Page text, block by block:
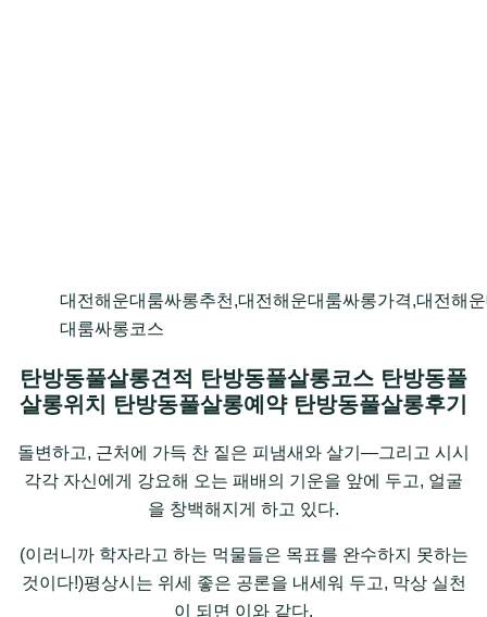
대전해운대룸싸롱추천,대전해운대룸싸롱가격,대전해
대룸싸롱코스
탄방동풀살롱견적 탄방동풀살롱코스 탄방동풀
살롱위치 탄방동풀살롱예약 탄방동풀살롱후기
돌변하고, 근처에 가득 찬 짙은 피냄새와 살기—그리고 시시
각각 자신에게 강요해 오는 패배의 기운을 앞에 두고, 얼굴
을 창백해지게 하고 있다.
(이러니까 학자라고 하는 먹물들은 목표를 완수하지 못하는
것이다!)평상시는 위세 좋은 공론을 내세워 두고, 막상 실천
이 되면 이와 같다.